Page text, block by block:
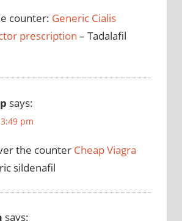
counter: Generic Cialis
prescription – Tadalafil
says:
pm
the counter Cheap Viagra
sildenafil
says: